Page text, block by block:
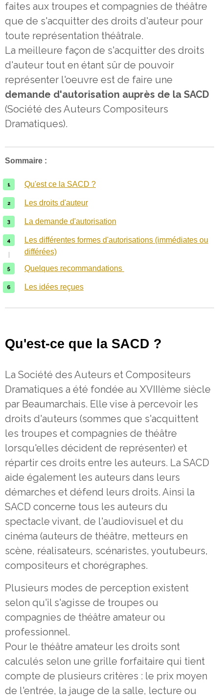
faites aux troupes et compagnies de théâtre
que de s'acquitter des droits d'auteur pour
toute représentation théâtrale.
La meilleure façon de s'acquitter des droits
d'auteur tout en étant sûr de pouvoir
représenter l'oeuvre est de faire une
demande d'autorisation auprès de la SACD
(Société des Auteurs Compositeurs
Dramatiques).
Sommaire :
Qu'est ce la SACD ?
Les droits d'auteur
La demande d'autorisation
Les différentes formes d'autorisations (immédiates ou
différées)
Quelques recommandations
Les idées reçues
Qu'est-ce que la SACD ?
La Société des Auteurs et Compositeurs
Dramatiques a été fondée au XVIIIème siècle
par Beaumarchais. Elle vise à percevoir les
droits d'auteurs (sommes que s'acquittent
les troupes et compagnies de théâtre
lorsqu'elles décident de représenter) et
répartir ces droits entre les auteurs. La SACD
aide également les auteurs dans leurs
démarches et défend leurs droits. Ainsi la
SACD concerne tous les auteurs du
spectacle vivant, de l'audiovisuel et du
cinéma (auteurs de théâtre, metteurs en
scène, réalisateurs, scénaristes, youtubeurs,
compositeurs et chorégraphes.
Plusieurs modes de perception existent
selon qu'il s'agisse de troupes ou
compagnies de théâtre amateur ou
professionnel.
Pour le théâtre amateur les droits sont
calculés selon une grille forfaitaire qui tient
compte de plusieurs critères : le prix moyen
de l'entrée, la jauge de la salle, lecture ou